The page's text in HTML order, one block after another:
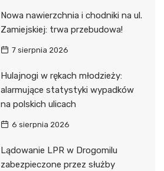
Nowa nawierzchnia i chodniki na ul.
Zamiejskiej: trwa przebudowa!
7 sierpnia 2026
Hulajnogi w rękach młodzieży:
alarmujące statystyki wypadków
na polskich ulicach
6 sierpnia 2026
Lądowanie LPR w Drogomilu
zabezpieczone przez służby